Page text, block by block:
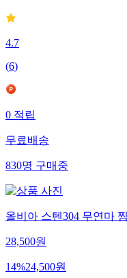
4.7
(6)
0적립
무료배송
830명구매중
올비아 스텐304 무연마
28,500원
14%24,500원